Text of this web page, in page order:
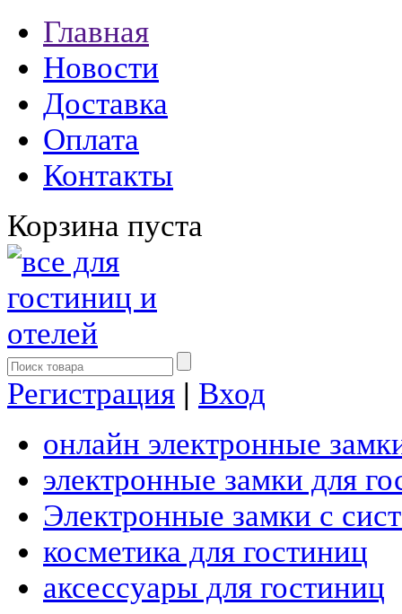
Главная
Новости
Доставка
Оплата
Контакты
Корзина пуста
Регистрация | Вход
онлайн электронные
электронные замки для
Электронные замки с
косметика для гостиниц
аксессуары для гостиниц